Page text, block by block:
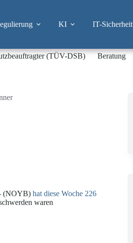
KI IT-Sicherheit
(TÜV-DSB) Beratung
(NOYB) hat diese Woche 226
waren